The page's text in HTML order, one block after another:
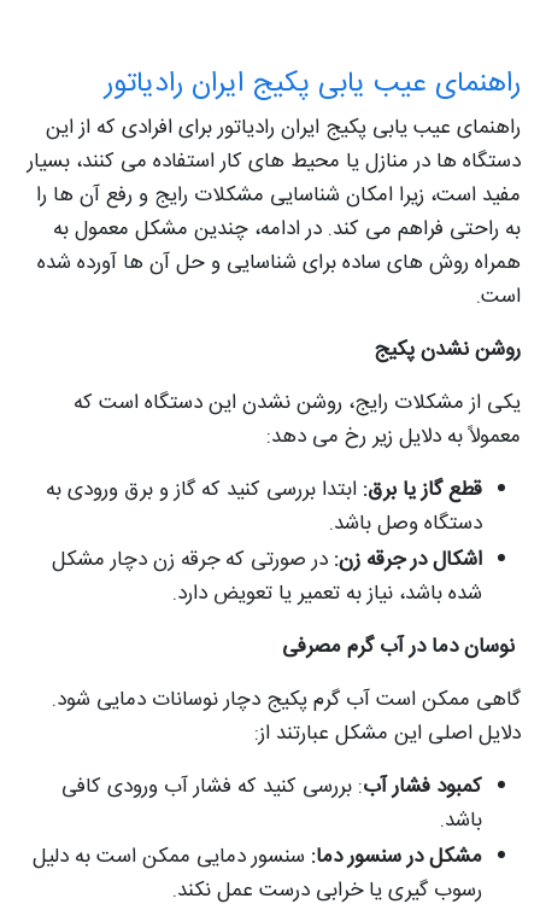
راهنمای عیب یابی پکیج ایران رادیاتور
راهنمای عیب یابی پکیج ایران رادیاتور برای افرادی که از این
دستگاه ها در منازل یا محیط های کار استفاده می کنند، بسیار
مفید است، زیرا امکان شناسایی مشکلات رایج و رفع آن ها را
به راحتی فراهم می کند. در ادامه، چندین مشکل معمول به
همراه روش های ساده برای شناسایی و حل آن ها آورده شده
است.
روشن نشدن پکیج
یکی از مشکلات رایج، روشن نشدن این دستگاه است که
معمولاً به دلایل زیر رخ می دهد:
قطع گاز یا برق: ابتدا بررسی کنید که گاز و برق ورودی به
دستگاه وصل باشد.
اشکال در جرقه زن: در صورتی که جرقه زن دچار مشکل
شده باشد، نیاز به تعمیر یا تعویض دارد.
نوسان دما در آب گرم مصرفی
گاهی ممکن است آب گرم پکیج دچار نوسانات دمایی شود.
دلایل اصلی این مشکل عبارتند از:
کمبود فشار آب: بررسی کنید که فشار آب ورودی کافی
باشد.
مشکل در سنسور دما: سنسور دمایی ممکن است به دلیل
رسوب گیری یا خرابی درست عمل نکند.